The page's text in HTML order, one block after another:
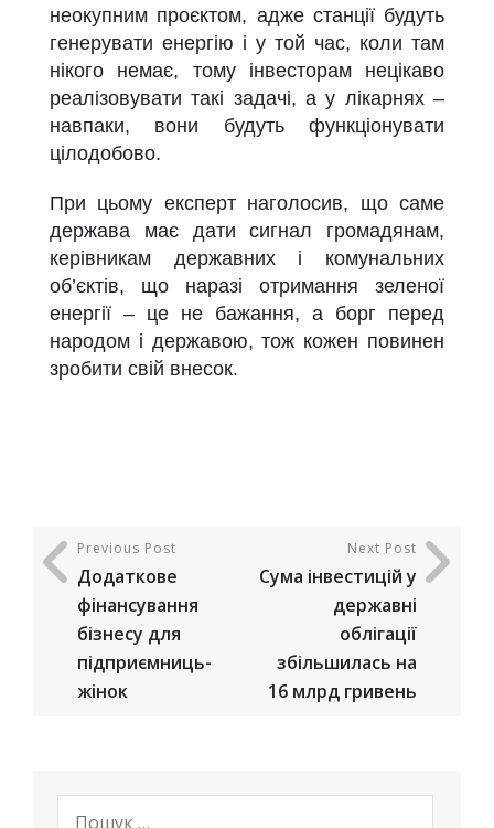
неокупним проєктом, адже станції будуть
генерувати енергію і у той час, коли там
нікого немає, тому інвесторам нецікаво
реалізовувати такі задачі, а у лікарнях –
навпаки, вони будуть функціонувати
цілодобово.
При цьому експерт наголосив, що саме
держава має дати сигнал громадянам,
керівникам державних і комунальних
об’єктів, що наразі отримання зеленої
енергії – це не бажання, а борг перед
народом і державою, тож кожен повинен
зробити свій внесок.
Previous Post
Додаткове
фінансування
бізнесу для
підприємниць-
жінок
Next Post
Сума інвестицій у
державні
облігації
збільшилась на
16 млрд гривень